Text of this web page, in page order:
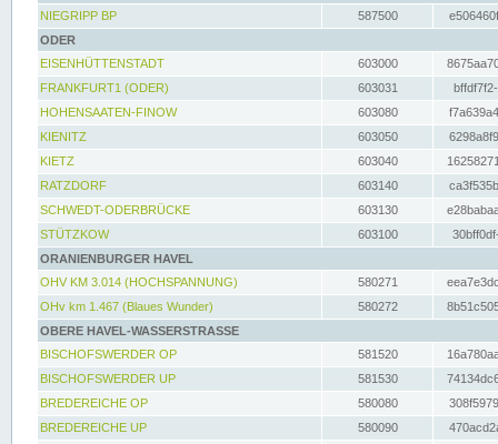
NIEGRIPP BP
587500
ODER
EISENHÜTTENSTADT
603000
FRANKFURT1 (ODER)
603031
HOHENSAATEN-FINOW
603080
KIENITZ
603050
KIETZ
603040
RATZDORF
603140
SCHWEDT-ODERBRÜCKE
603130
STÜTZKOW
603100
ORANIENBURGER HAVEL
OHV KM 3.014 (HOCHSPANNUNG)
580271
OHv km 1.467 (Blaues Wunder)
580272
OBERE HAVEL-WASSERSTRASSE
BISCHOFSWERDER OP
581520
BISCHOFSWERDER UP
581530
BREDEREICHE OP
580080
BREDEREICHE UP
580090